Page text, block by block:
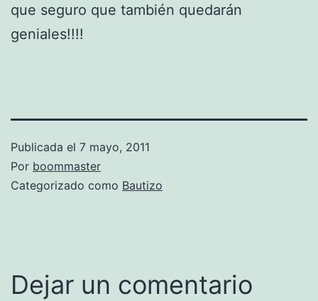
que seguro que también quedarán
geniales!!!!
Publicada el 7 mayo, 2011
Por boommaster
Categorizado como Bautizo
Dejar un comentario